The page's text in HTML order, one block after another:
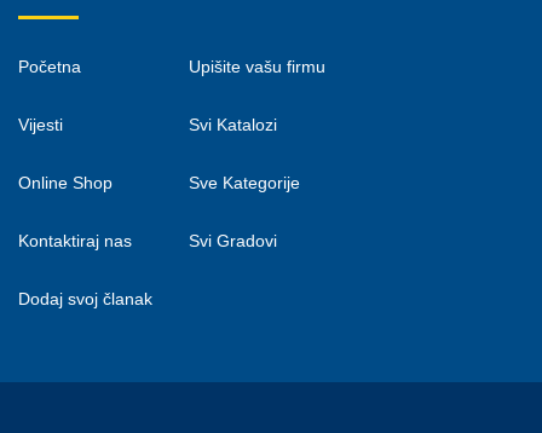
Početna
Vijesti
Online Shop
Kontaktiraj nas
Dodaj svoj članak
Upišite vašu firmu
Svi Katalozi
Sve Kategorije
Svi Gradovi